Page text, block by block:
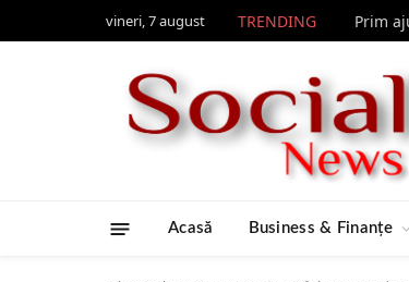
vineri, 7 august TRENDING Prim
Acasă Business & Finanțe